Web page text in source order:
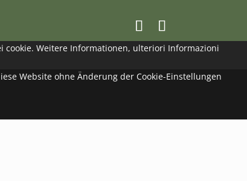
cookie. Weitere Informationen, ulteriori Informazioni
Website ohne Änderung der Cookie-Einstellungen